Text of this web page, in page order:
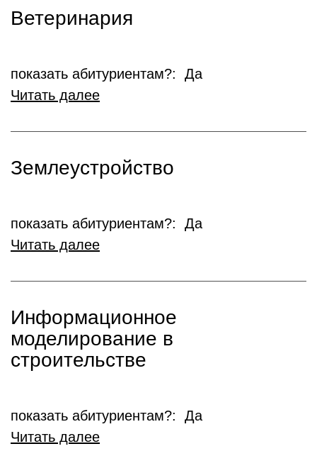
Ветеринария
показать абитуриентам?: Да
Читать далее
Землеустройство
показать абитуриентам?: Да
Читать далее
Информационное
моделирование в
строительстве
показать абитуриентам?: Да
Читать далее